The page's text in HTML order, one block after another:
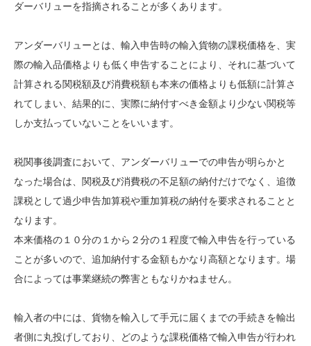
ダーバリューを指摘されることが多くあります。
アンダーバリューとは、輸入申告時の輸入貨物の課税価格を、実
際の輸入品価格よりも低く申告することにより、それに基づいて
計算される関税額及び消費税額も本来の価格よりも低額に計算さ
れてしまい、結果的に、実際に納付すべき金額より少ない関税等
しか支払っていないことをいいます。
税関事後調査において、アンダーバリューでの申告が明らかと
なった場合は、関税及び消費税の不足額の納付だけでなく、追徴
課税として過少申告加算税や重加算税の納付を要求されることと
なります。
本来価格の１０分の１から２分の１程度で輸入申告を行っている
ことが多いので、追加納付する金額もかなり高額となります。場
合によっては事業継続の弊害ともなりかねません。
輸入者の中には、貨物を輸入して手元に届くまでの手続きを輸出
者側に丸投げしており、どのような課税価格で輸入申告が行われ